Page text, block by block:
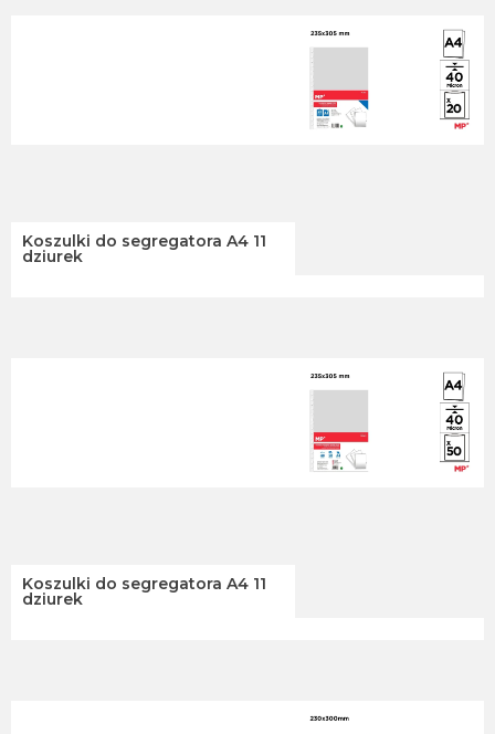
Koszulki do segregatora A4 11
dziurek
Koszulki do segregatora A4 11
dziurek